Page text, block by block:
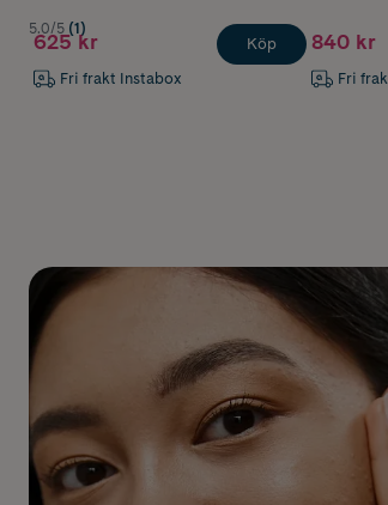
5.0/5 (1)
625 kr
Fri frakt Instabox
Köp 840 kr
Fri